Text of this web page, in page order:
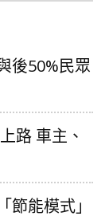
後50%民眾
路 車主、
能模式」